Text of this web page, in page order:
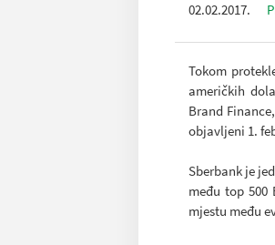
02.02.2017.
Tokom
američkih
Brand
objavljeni 1.
Sberbank je
među top 500
mjestu među